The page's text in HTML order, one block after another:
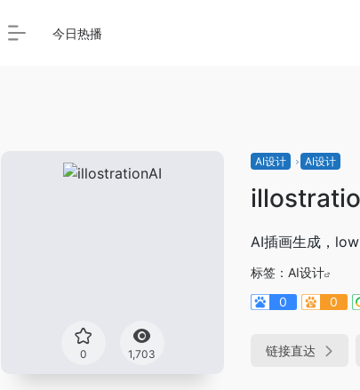
今日热播
0 1,703
AI设计 AI设计
AI插画生成，
标签： AI设计
0
0
链接直达